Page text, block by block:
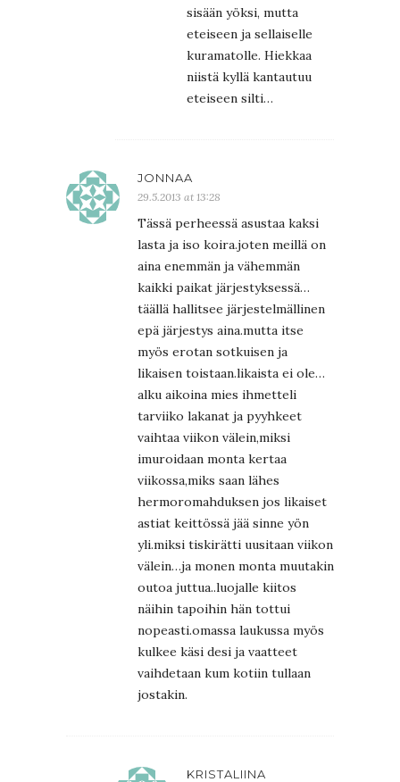
sisään yöksi, mutta
eteiseen ja sellaiselle
kuramatolle. Hiekkaa
niistä kyllä kantautuu
eteiseen silti…
JONNAA
29.5.2013 at 13:28
Tässä perheessä asustaa kaksi
lasta ja iso koira.joten meillä on
aina enemmän ja vähemmän
kaikki paikat järjestyksessä…
täällä hallitsee järjestelmällinen
epä järjestys aina.mutta itse
myös erotan sotkuisen ja
likaisen toistaan.likaista ei ole…
alku aikoina mies ihmetteli
tarviiko lakanat ja pyyhkeet
vaihtaa viikon välein,miksi
imuroidaan monta kertaa
viikossa,miks saan lähes
hermoromahduksen jos likaiset
astiat keittössä jää sinne yön
yli.miksi tiskirätti uusitaan viikon
välein…ja monen monta muutakin
outoa juttua..luojalle kiitos
näihin tapoihin hän tottui
nopeasti.omassa laukussa myös
kulkee käsi desi ja vaatteet
vaihdetaan kum kotiin tullaan
jostakin.
KRISTALIINA